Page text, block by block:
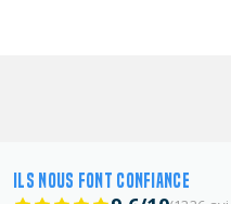
ILS NOUS FONT CONFIANCE